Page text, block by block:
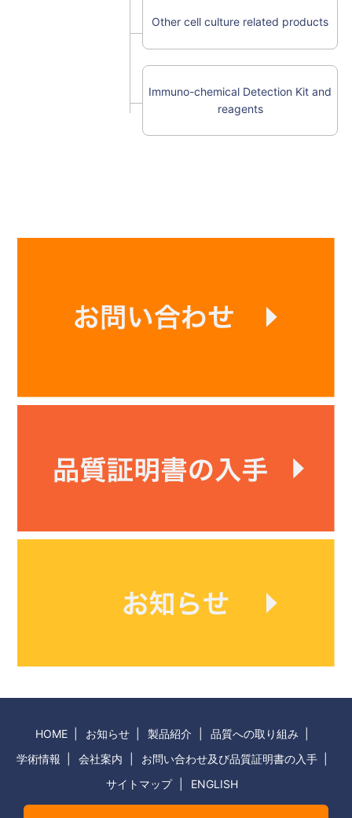
Other cell culture related products
Immuno-chemical Detection Kit and
reagents
HOME お知らせ 製品紹介
品質への取り組み
学術情報
会社案内
お問い合わせ及び品質証明書の入手
サイトマップ
ENGLISH